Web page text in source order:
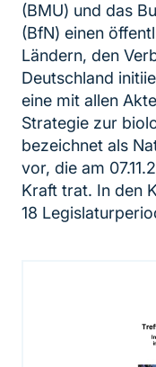
(BMU) und das
(BfN) einen
Ländern, den
Deutschland
eine mit allen
Strategie zur
bezeichnet als
vor, die am
Kraft trat. In den
18